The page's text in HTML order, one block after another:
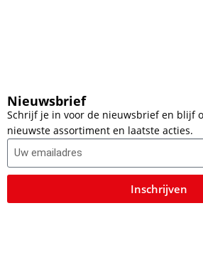
Nieuwsbrief
Schrijf je in voor de nieuwsbrief en blijf
nieuwste assortiment en laatste acties.
Inschrijven